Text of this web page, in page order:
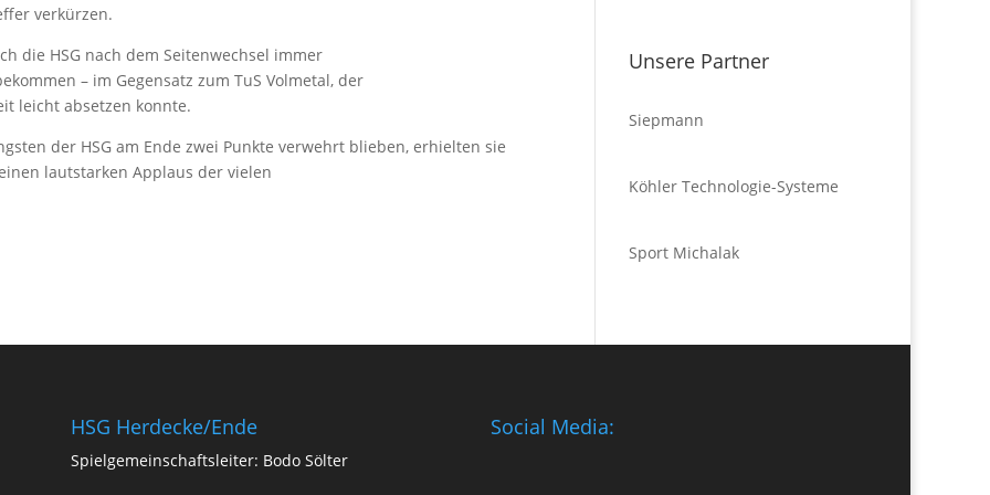
verkürzen.
die HSG nach dem Seitenwechsel immer
– im Gegensatz zum TuS Volmetal, der
leicht absetzen konnte.
der HSG am Ende zwei Punkte verwehrt blieben, erhielten sie
lautstarken Applaus der vielen
Unsere Partner
Siepmann
Köhler Technologie-Systeme
Sport Michalak
HSG Herdecke/Ende
Spielgemeinschaftsleiter: Bodo Sölter
Social Media: